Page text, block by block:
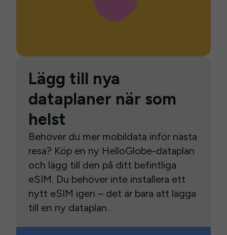
Lägg till nya
dataplaner när som
helst
Behöver du mer mobildata inför nästa
resa? Köp en ny HelloGlobe-dataplan
och lägg till den på ditt befintliga
eSIM. Du behöver inte installera ett
nytt eSIM igen – det är bara att lägga
till en ny dataplan.